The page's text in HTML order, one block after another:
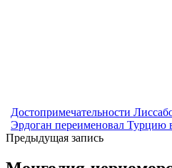
Достопримечательности
Эрдоган переименовал Турцию
Предыдущая запись